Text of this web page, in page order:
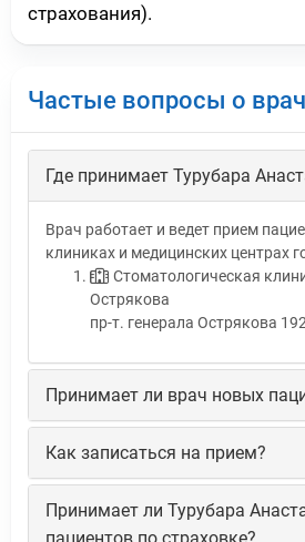
страхования).
Частые вопросы о
Где принимает Турубара
Врач работает и ведет прием
клиниках и медицинских центрах
Стоматологическая
Острякова
пр-т. генерала Острякова
Принимает ли врач новых
Как записаться на прием?
Принимает ли Турубара
пациентов по страховке?